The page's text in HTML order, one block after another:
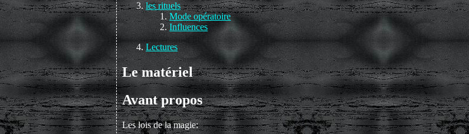
les rituels
Mode opératoire
Influences
Lectures
Le matériel
Avant propos
Les lois de la magie: